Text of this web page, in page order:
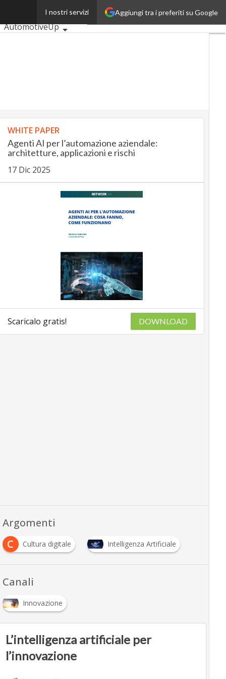
Aggiungi tra i preferiti su Google
I nostri servizi
Ultimi articoli
AutomotiveUp
WHITE PAPER
Agenti AI per l’automazione aziendale:
architetture, applicazioni e rischi
17 Dic 2025
Scaricalo gratis! DOWNLOAD
Argomenti
C
Cultura digitale Intelligenza Artificiale
Canali
Innovazione
L’intelligenza artificiale per
l’innovazione